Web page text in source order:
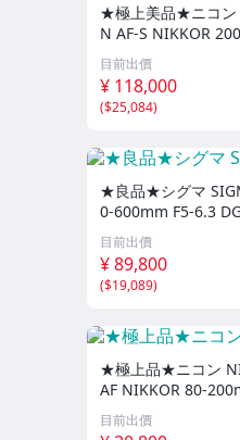
攝影燈與配
燈架設備-
相片印表機
收藏家電子
MWUPP 手
其它
★極上美品★ニコン
N AF-S NIKKOR
mm F5.6E ED VR★
0＃5487
目前出價
¥ 118,000
($25,084)
★良品★シグマ
0-600mm F5-6.3
SM Contemporary
N ニコン用★ I0768
80
目前出價
¥ 89,800
($19,089)
★極上品★ニコン
AF NIKKOR 80-
2.8 D ED NEW★
＃5478
目前出價